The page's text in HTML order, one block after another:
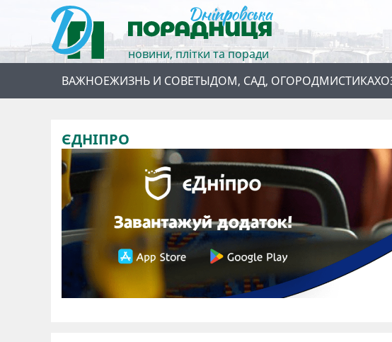
новини, плітки та поради
ВАЖНОЕЖИЗНЬ И СОВЕТЫДОМ, САД, ОГОРОДМИСТИКА
ЄДНІПРО